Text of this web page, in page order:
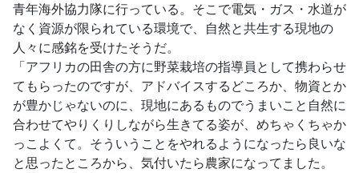
青年海外協力隊に行っている。そこで電気・ガス・水道が
なく資源が限られている環境で、自然と共生する現地の
人々に感銘を受けたそうだ。
「アフリカの田舎の方に野菜栽培の指導員として携わらせ
てもらったのですが、アドバイスするどころか、物資とか
が豊かじゃないのに、現地にあるものでうまいこと自然に
合わせてやりくりしながら生きてる姿が、めちゃくちゃか
っこよくて。そういうことをやれるようになったら良いな
と思ったところから、気付いたら農家になってました。